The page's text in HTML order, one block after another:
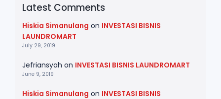
Latest Comments
Hiskia Simanulang on INVESTASI BISNIS
LAUNDROMART
July 29, 2019
Jefriansyah on INVESTASI BISNIS LAUNDROMART
June 9, 2019
Hiskia Simanulang on INVESTASI BISNIS